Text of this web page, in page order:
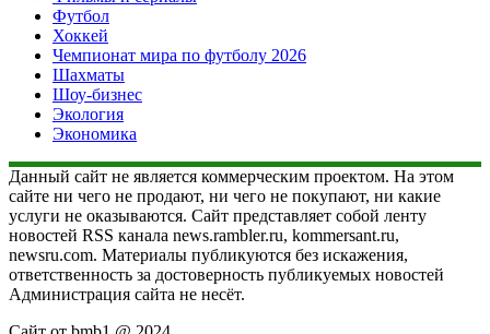
Футбол
Хоккей
Чемпионат мира по футболу 2026
Шахматы
Шоу-бизнес
Экология
Экономика
Данный сайт не является коммерческим проектом. На этом
сайте ни чего не продают, ни чего не покупают, ни какие
услуги не оказываются. Сайт представляет собой ленту
новостей RSS канала news.rambler.ru, kommersant.ru,
newsru.com. Материалы публикуются без искажения,
ответственность за достоверность публикуемых новостей
Администрация сайта не несёт.